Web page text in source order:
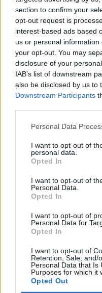
section to confirm your
opt-out request is
interest-based ads based
us or personal
your opt-out. You may
disclosure of your
IAB’s list of downstream
also be disclosed by us to
Downstream Participants
Personal Data
I want to opt-out of
personal data.
Opted In
I want to opt-out of
Personal Data.
Opted In
I want to opt-out of
Personal Data for
Opted In
I want to opt-out of
Retention, Sale, and/
Personal Data that Is
Purposes for which it
Opted Out